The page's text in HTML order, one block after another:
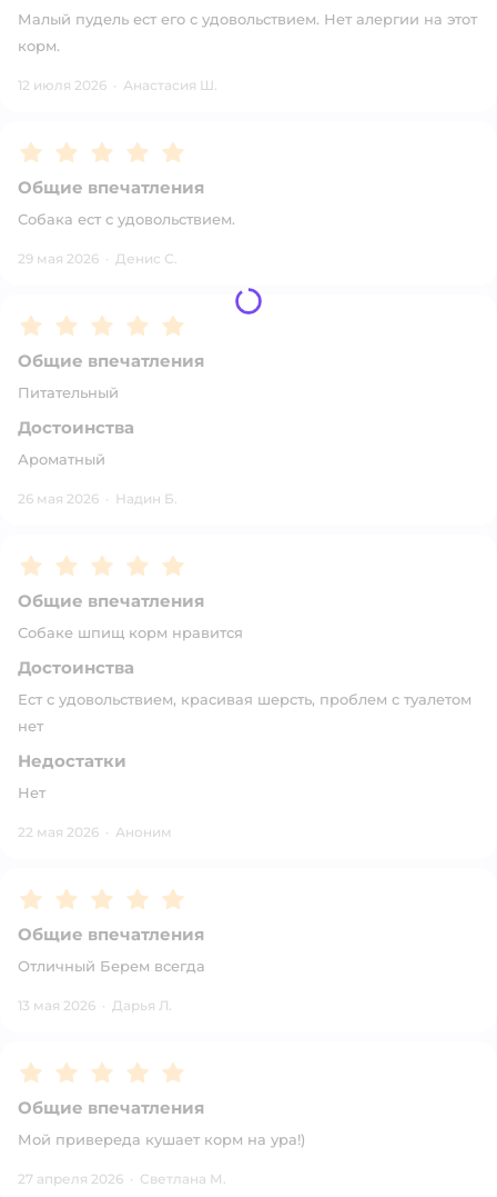
Малый пудель ест его с удовольствием. Нет алергии на этот
корм.
12 июля 2026 · Анастасия Ш.
Рейтинг:5
Общие впечатления
Собака ест с удовольствием.
29 мая 2026 · Денис С.
Рейтинг:5
Общие впечатления
Питательный
Достоинства
Ароматный
26 мая 2026 · Надин Б.
Рейтинг:5
Общие впечатления
Собаке шпищ корм нравится
Достоинства
Ест с удовольствием, красивая шерсть, проблем с туалетом
нет
Недостатки
Нет
22 мая 2026 · Аноним
Рейтинг:5
Общие впечатления
Отличный Берем всегда
13 мая 2026 · Дарья Л.
Рейтинг:5
Общие впечатления
Мой привереда кушает корм на ура!)
27 апреля 2026 · Светлана М.